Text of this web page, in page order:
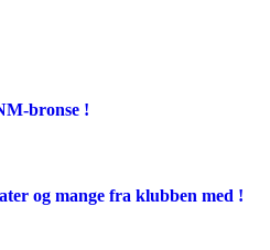
bronse !
og mange fra klubben med !